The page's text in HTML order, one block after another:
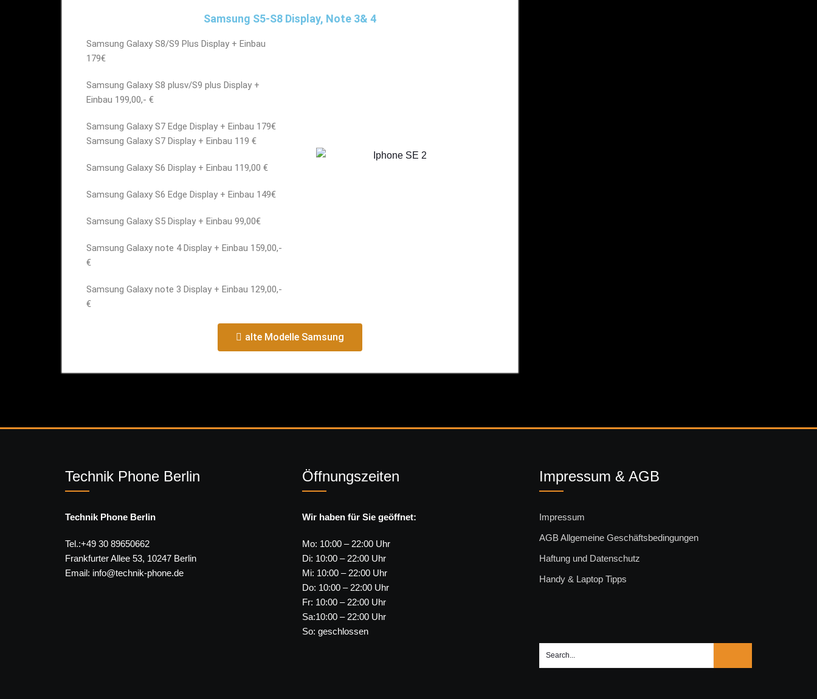
Samsung S5-S8 Display, Note 3& 4
Samsung Galaxy S8/S9 Plus Display + Einbau
179€
Samsung Galaxy S8 plusv/S9 plus Display +
Einbau 199,00,- €
Samsung Galaxy S7 Edge Display + Einbau 179€
Samsung Galaxy S7 Display + Einbau 119 €
Samsung Galaxy S6 Display + Einbau 119,00 €
Samsung Galaxy S6 Edge Display + Einbau 149€
Samsung Galaxy S5 Display + Einbau 99,00€
Samsung Galaxy note 4 Display + Einbau 159,00,-
€
Samsung Galaxy note 3 Display + Einbau 129,00,-
€
alte Modelle Samsung
Technik Phone Berlin
Technik Phone Berlin
Tel.:+49 30 89650662
Frankfurter Allee 53, 10247 Berlin
Email: info@technik-phone.de
Öffnungszeiten
Wir haben für Sie geöffnet:
Mo: 10:00 – 22:00 Uhr
Di: 10:00 – 22:00 Uhr
Mi: 10:00 – 22:00 Uhr
Do: 10:00 – 22:00 Uhr
Fr: 10:00 – 22:00 Uhr
Sa:10:00 – 22:00 Uhr
So: geschlossen
Impressum & AGB
Impressum
AGB Allgemeine Geschäftsbedingungen
Haftung und Datenschutz
Handy & Laptop Tipps